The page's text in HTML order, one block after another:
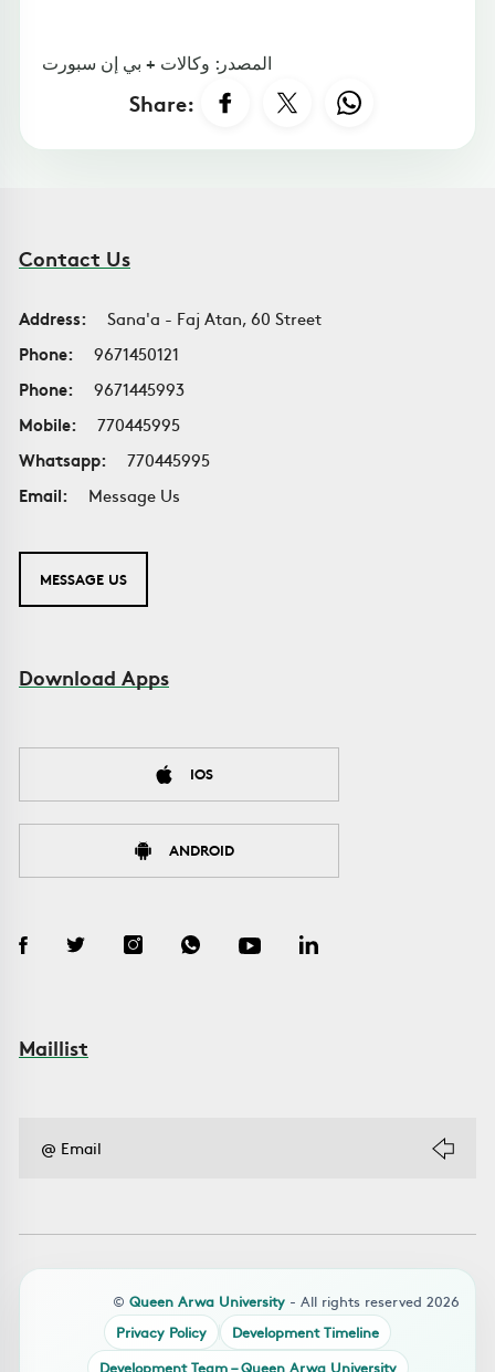
المصدر: وكالات + بي إن سبورت
Share:
Contact Us
Address:
Sana'a - Faj Atan, 60 Street
Phone:
9671450121
Phone:
9671445993
Mobile:
770445995
Whatsapp:
770445995
Email:
Message Us
MESSAGE US
Download Apps
IOS
ANDROID
Maillist
© Queen Arwa University - All rights reserved 2026
Privacy Policy
Development Timeline
Development Team – Queen Arwa University